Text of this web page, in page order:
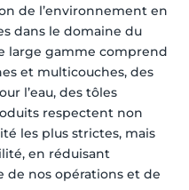
de l’environnement en
dans le domaine du
large gamme comprend
et multicouches, des
l’eau, des tôles
respectent non
les plus strictes, mais
en réduisant
de nos opérations et de